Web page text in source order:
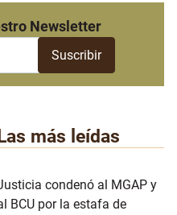
Newsletter
más leídas
condenó al MGAP y
BCU por la estafa de